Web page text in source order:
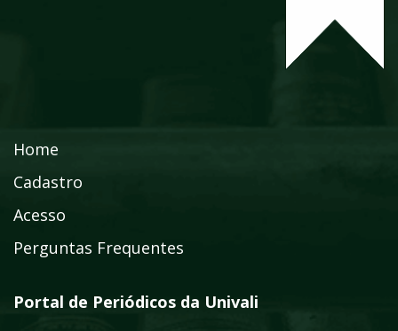
Home
Cadastro
Acesso
Perguntas Frequentes
Portal de Periódicos da Univali